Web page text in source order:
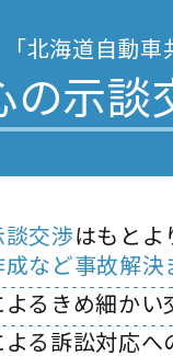
「北海道自動
の示談
談交渉はもとよ
など事故解決
よるきめ細か
よる訴訟対応へ